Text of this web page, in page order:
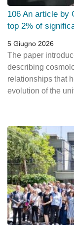
106 An article by
top 2% of
5 Giugno 2026
The paper
describing
relationships that
evolution of the